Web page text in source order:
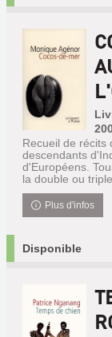
Recueil de récits
descendants
d'Européens.
la double ou
Plus d'infos
Disponible